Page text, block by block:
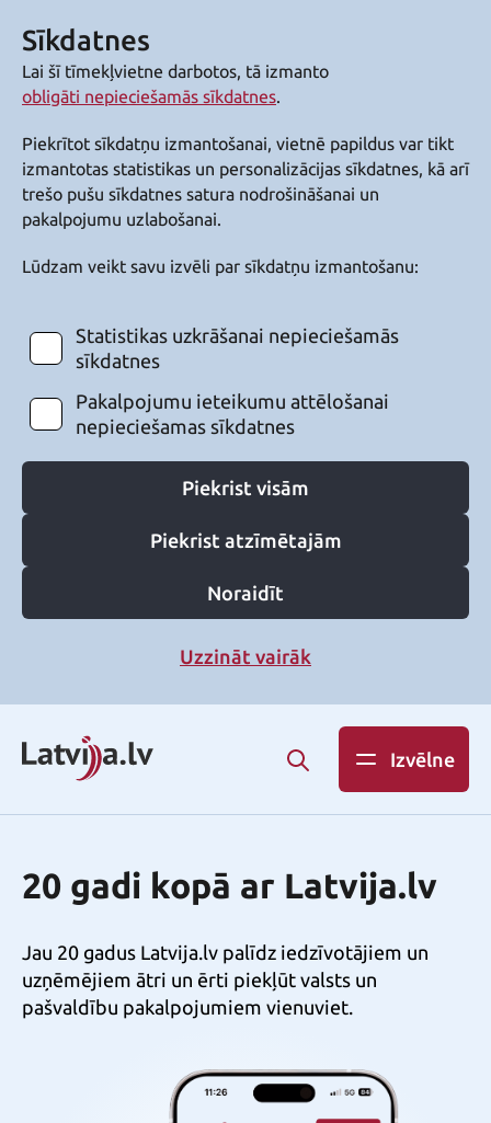
Sīkdatnes
Lai šī tīmekļvietne darbotos, tā izmanto
obligāti nepieciešamās sīkdatnes.
Piekrītot sīkdatņu izmantošanai, vietnē papildus var tikt
izmantotas statistikas un personalizācijas sīkdatnes, kā arī
trešo pušu sīkdatnes satura nodrošināšanai un
pakalpojumu uzlabošanai.
Lūdzam veikt savu izvēli par sīkdatņu izmantošanu:
Statistikas uzkrāšanai nepieciešamās
sīkdatnes
Pakalpojumu ieteikumu attēlošanai
nepieciešamas sīkdatnes
Piekrist visām
Piekrist atzīmētajām
Noraidīt
Uzzināt vairāk
Izvēlne
20 gadi kopā ar Latvija.lv
Jau 20 gadus Latvija.lv palīdz iedzīvotājiem un
uzņēmējiem ātri un ērti piekļūt valsts un
pašvaldību pakalpojumiem vienuviet.